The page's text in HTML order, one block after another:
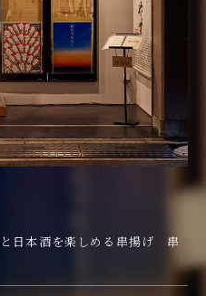
日本酒を楽しめる串揚げ 串